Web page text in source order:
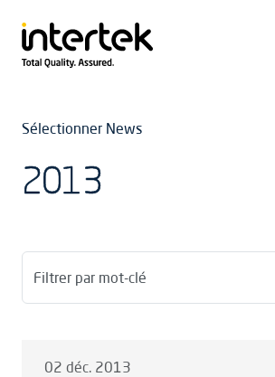
Sélectionner News
2013
Filtrer par mot-clé
02 déc. 2013